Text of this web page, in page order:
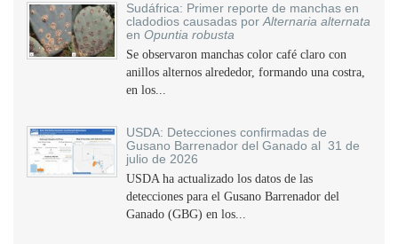
Sudáfrica: Primer reporte de manchas en
cladodios causadas por Alternaria alternata
en Opuntia robusta
Se observaron manchas color café claro con
anillos alternos alrededor, formando una costra,
en los...
USDA: Detecciones confirmadas de
Gusano Barrenador del Ganado al 31 de
julio de 2026
USDA ha actualizado los datos de las
detecciones para el Gusano Barrenador del
Ganado (GBG) en los...